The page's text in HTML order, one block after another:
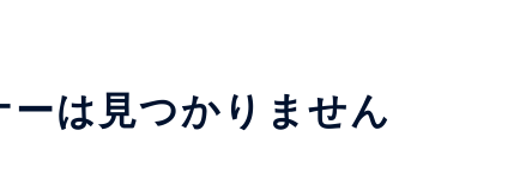
は見つかりません